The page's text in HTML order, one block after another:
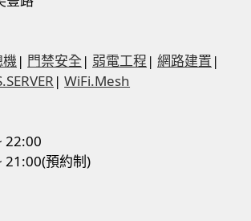
機| 門禁安全 | 弱電工程 |網路建置 |
|WiFi.Mesh
22:00
預約制)